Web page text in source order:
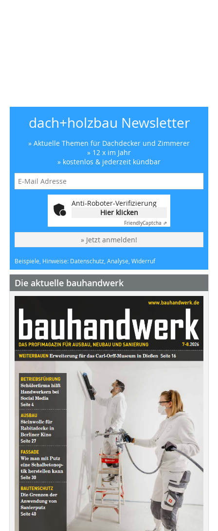
dach+holzbau Newsletter
» Aktuelle Themen für Dachdecker und Zimmerer
» 12 x im Jahr
» kostenlos & jederzeit kündbar
Anti-Roboter-Verifizierung
Hier klicken
FriendlyCaptcha ⇗
» Jetzt anmelden!
Beispiele, Hinweise: Datenschutz, Analyse, Widerruf
Die aktuelle bauhandwerk